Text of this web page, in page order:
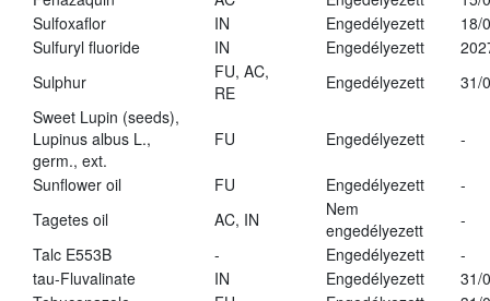
Sulfoxaflor
IN Engedélyezett
18/
Sulfuryl fluoride
IN Engedélyezett
Sulphur
FU, AC,
RE
Engedélyezett
31/
Sweet Lupin (seeds),
Lupinus albus L.,
germ., ext.
FU Engedélyezett -
Sunflower oil FU Engedélyezett
-
Tagetes oil
AC, IN
Nem
engedélyezett
-
Talc E553B
- Engedélyezett
-
tau-Fluvalinate
IN Engedélyezett
31/